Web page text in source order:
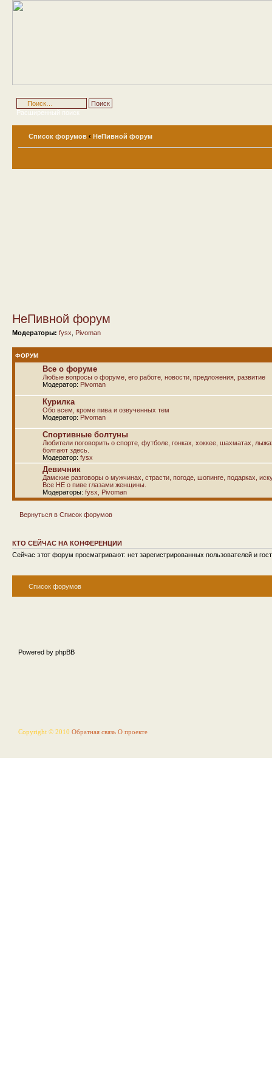
Расширенный поиск
Список форумов ‹ НеПивной форум
НеПивной форум
Модераторы: fysx Pivoman
ФОРУМ
Все о форуме
Любые вопросы о форуме, его работе, новости, предложения, развитие
Модератор: Pivoman
Курилка
Обо всем, кроме пива и озвученных тем
Модератор: Pivoman
Спортивные болтуны
Любители поговорить о спорте, футболе, гонках, хоккее, шахматах,
болтают здесь.
Модератор: fysx
Девичник
Дамские разговоры о мужчинах, страсти, погоде, шопинге, подарках,
Все НЕ о пиве глазами женщины.
Модераторы: fysx Pivoman
Вернуться в Список форумов
КТО СЕЙЧАС НА КОНФЕРЕНЦИИ
Сейчас этот форум просматривают: нет зарегистрированных пользователей и
Список форумов
Powered by phpBB
Copyright © 2010 Обратная связь О проекте